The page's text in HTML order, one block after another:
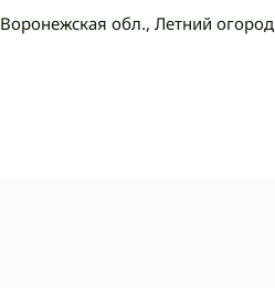
Воронежская обл., Летний